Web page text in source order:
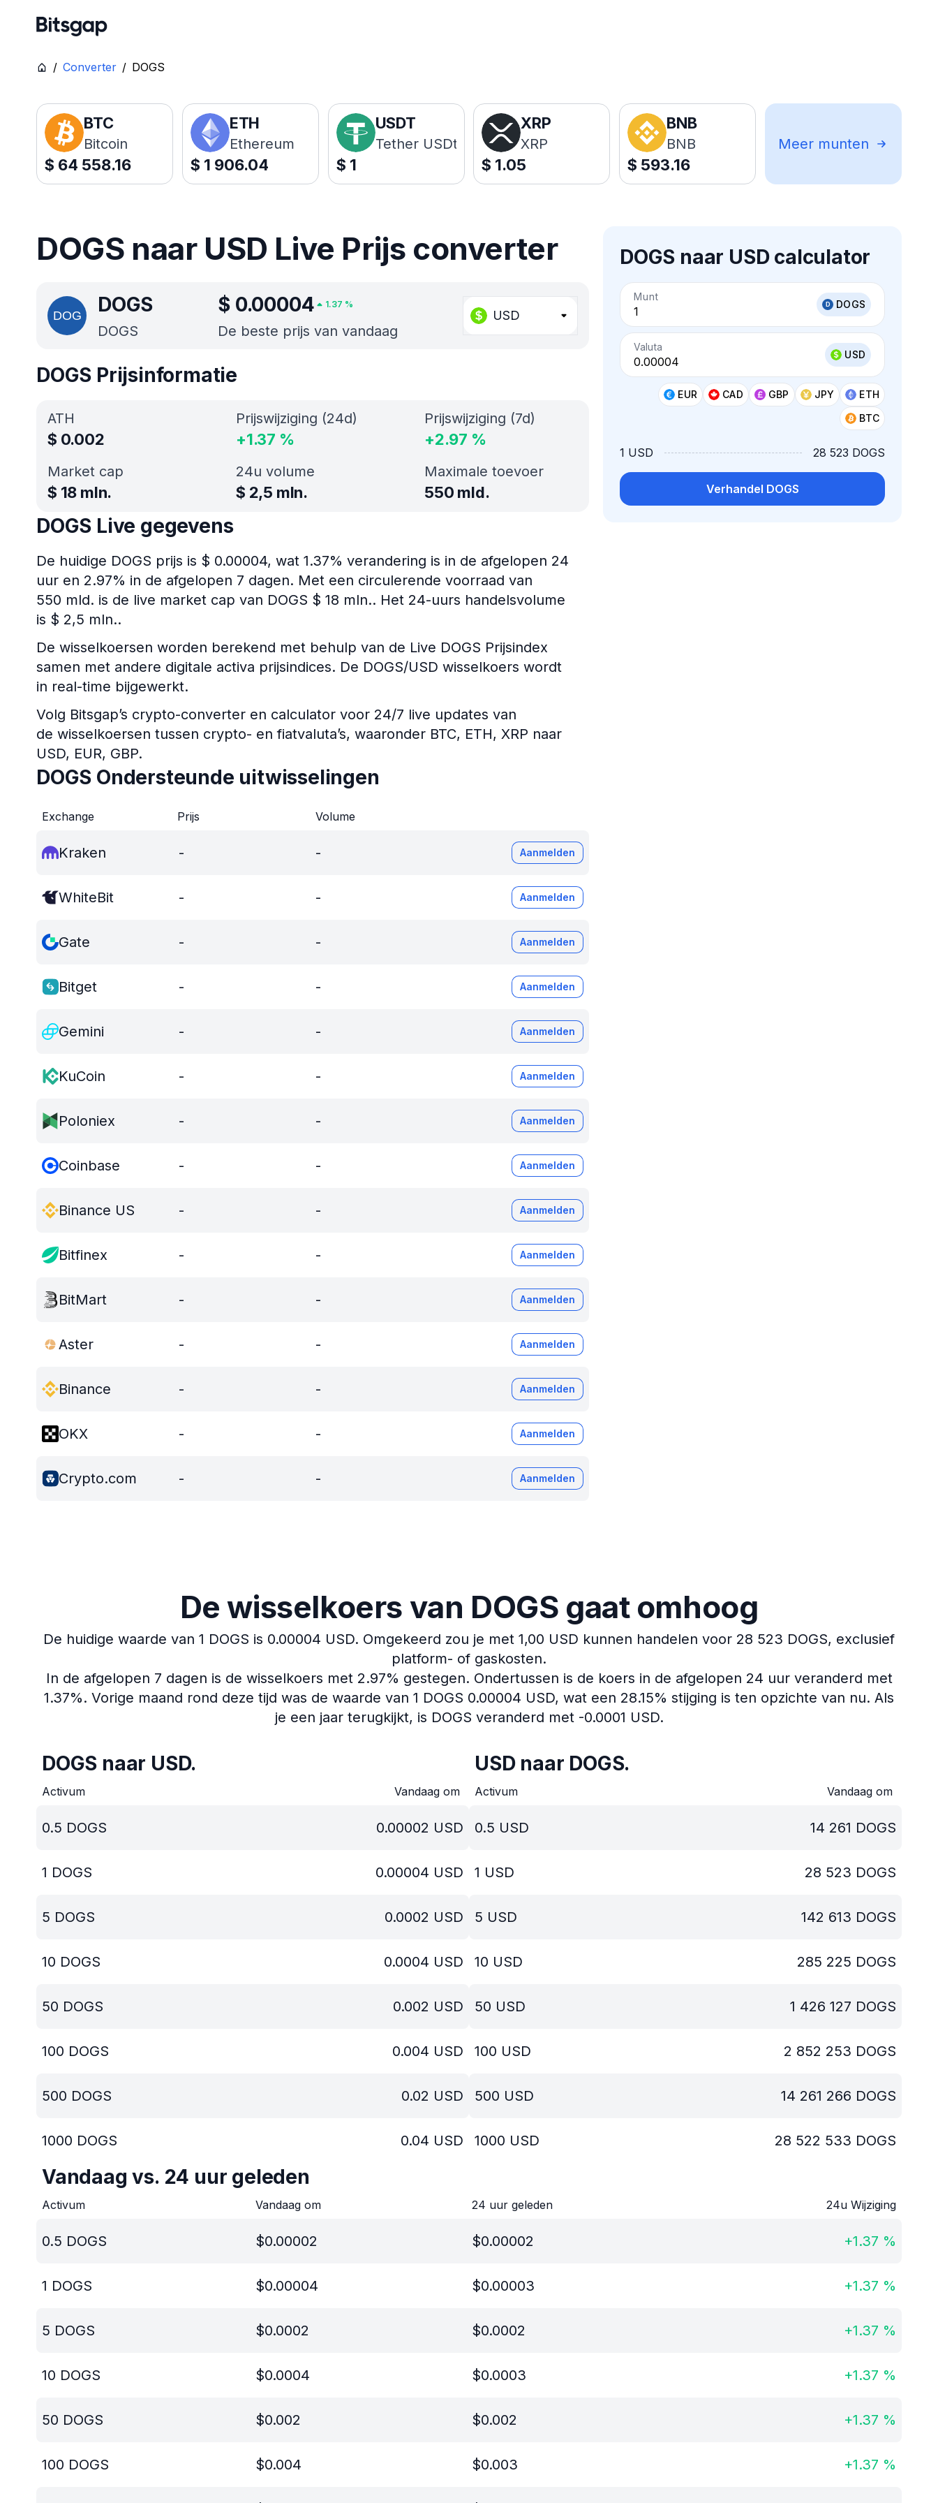
/ Converter / DOGS
BTC
Bitcoin
$ 64 558.16
ETH
Ethereum
$ 1 906.04
USDT
Tether USDt
$ 1
XRP
XRP
$ 1.05
BNB
BNB
$ 593.16
Meer munten
DOGS naar USD Live Prijs converter
DOGS
DOGS
$ 0.00004 1.37 %
De beste prijs van vandaag
USD
DOGS naar USD calculator
Munt
DOGS
Valuta
USD
EUR CAD GBP JPY
ETH
BTC
1 USD 28 523 DOGS
Verhandel DOGS
DOGS Prijsinformatie
ATH
$ 0.002
Market cap
$ 18 mln.
Prijswijziging (24d)
+1.37 %
Prijswijziging (7d)
+2.97 %
24u volume
$ 2,5 mln.
Maximale toevoer
550 mld.
DOGS Live gegevens
De huidige DOGS prijs is $ 0.00004, wat 1.37% verandering is in de afgelopen 24
uur en 2.97% in de afgelopen 7 dagen. Met een circulerende voorraad van
550 mld. is de live market cap van DOGS $ 18 mln.. Het 24-uurs handelsvolume
is $ 2,5 mln..
De wisselkoersen worden berekend met behulp van de Live DOGS Prijsindex
samen met andere digitale activa prijsindices. De DOGS/USD wisselkoers wordt
in real-time bijgewerkt.
Volg Bitsgap’s crypto-converter en calculator voor 24/7 live updates van
de wisselkoersen tussen crypto- en fiatvaluta’s, waaronder BTC, ETH, XRP naar
USD, EUR, GBP.
DOGS Ondersteunde uitwisselingen
Exchange Prijs Volume
Kraken - - Aanmelden
WhiteBit - - Aanmelden
Gate - - Aanmelden
Bitget - - Aanmelden
Gemini - - Aanmelden
KuCoin - - Aanmelden
Poloniex - - Aanmelden
Coinbase - - Aanmelden
Binance US - - Aanmelden
Bitfinex - - Aanmelden
BitMart - - Aanmelden
Aster - - Aanmelden
Binance - - Aanmelden
OKX - - Aanmelden
Crypto.com - - Aanmelden
De wisselkoers van DOGS gaat omhoog
De huidige waarde van 1 DOGS is 0.00004 USD. Omgekeerd zou je met 1,00 USD kunnen handelen voor 28 523 DOGS, exclusief
platform- of gaskosten.
In de afgelopen 7 dagen is de wisselkoers met 2.97% gestegen. Ondertussen is de koers in de afgelopen 24 uur veranderd met
1.37%. Vorige maand rond deze tijd was de waarde van 1 DOGS 0.00004 USD, wat een 28.15% stijging is ten opzichte van nu. Als
je een jaar terugkijkt, is DOGS veranderd met -0.0001 USD.
DOGS naar USD.
Activum Vandaag om
0.5 DOGS 0.00002 USD
1 DOGS 0.00004 USD
5 DOGS 0.0002 USD
10 DOGS 0.0004 USD
50 DOGS 0.002 USD
100 DOGS 0.004 USD
500 DOGS 0.02 USD
1000 DOGS 0.04 USD
USD naar DOGS.
Activum Vandaag om
0.5 USD 14 261 DOGS
1 USD 28 523 DOGS
5 USD 142 613 DOGS
10 USD 285 225 DOGS
50 USD 1 426 127 DOGS
100 USD 2 852 253 DOGS
500 USD 14 261 266 DOGS
1000 USD 28 522 533 DOGS
Vandaag vs. 24 uur geleden
Activum Vandaag om 24 uur geleden 24u Wijziging
0.5 DOGS $0.00002 $0.00002 +1.37 %
1 DOGS $0.00004 $0.00003 +1.37 %
5 DOGS $0.0002 $0.0002 +1.37 %
10 DOGS $0.0004 $0.0003 +1.37 %
50 DOGS $0.002 $0.002 +1.37 %
100 DOGS $0.004 $0.003 +1.37 %